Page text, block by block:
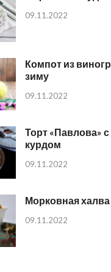
09.11.2022
Компот из
зиму
09.11.2022
Торт «Павлова»
курдом
09.11.2022
Морковная
09.11.2022